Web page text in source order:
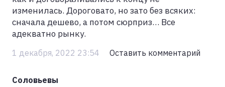
изменилась. Дороговато, но зато без всяких:
сначала дешево, а потом сюрприз… Все
адекватно рынку.
1 декабря, 2022 23:54 Оставить комментарий
Соловьевы